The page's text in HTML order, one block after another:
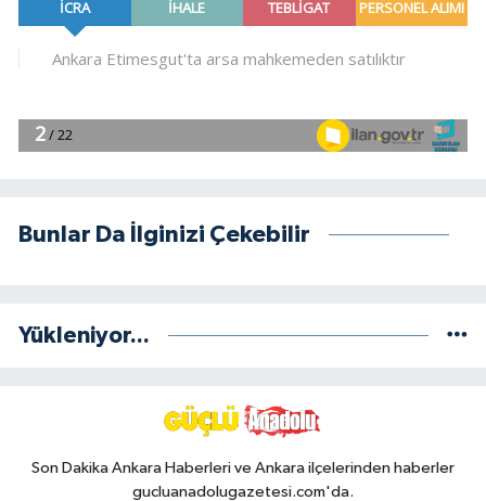
Bunlar Da İlginizi Çekebilir
Yükleniyor...
Son Dakika Ankara Haberleri ve Ankara ilçelerinden haberler
gucluanadolugazetesi.com'da.